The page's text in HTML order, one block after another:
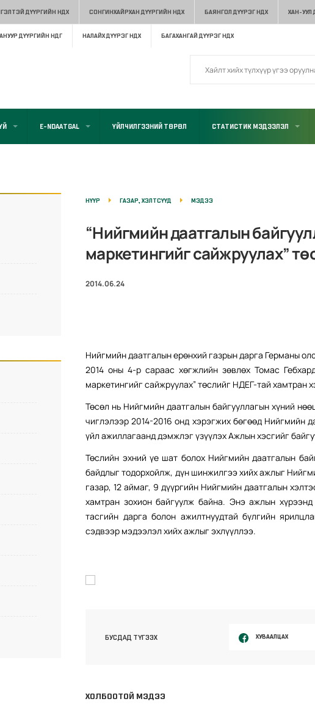
ДҮҮРГИЙН НДХ СОНГИНХАЙРХАН ДҮҮРГИЙН НДХ БАЯНГОЛ ДҮҮРЭГ НДХ ХАН-УУЛ
ДҮҮРГИЙН НДГ НАЛАЙХ ДҮҮРЭГ НДХ БАГАХАНГАЙ ДҮҮРЭГ НДХ
E-NDAATGAL ҮЙЛЧИЛГЭЭНИЙ ТӨРӨЛ СТАТИСТИК МЭДЭЭЛЭЛ
НҮҮР ГАЗАР, ХЭЛТСҮҮД МЭДЭЭ
“Нийгмийн даатгалын
маркетингийг сайжруулах”
2014.06.24
Нийгмийн даатгалын ерөнхий газрын дарга Германы
2014 оны 4-р сараас хөгжлийн зөвлөх Томас
маркетингийг сайжруулах” төслийг НДЕГ-тай хамтран
Төсөл нь Нийгмийн даатгалын байгууллагын хүний
чиглэлээр 2014-2016 онд хэрэгжих бөгөөд Нийгмийн
үйл ажиллагаанд дэмжлэг үзүүлэх Ажлын хэсгийг
Төслийн эхний үе шат болох Нийгмийн даатгалын
байдлыг тодорхойлж, дүн шинжилгээ хийх ажлыг
газар, 12 аймаг, 9 дүүргийн Нийгмийн даатгалын
хамтран зохион байгуулж байна. Энэ ажлын
тасгийн дарга болон ажилтнуудтай бүлгийн
сэдвээр мэдээлэл хийх ажлыг эхлүүллээ.
БУСДАД ТҮГЭЭХ ХУВААЛЦАХ
ХОЛБООТОЙ МЭДЭЭ